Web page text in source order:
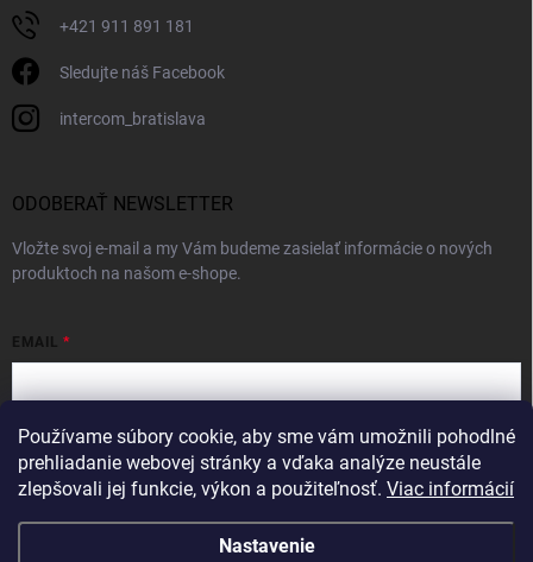
Používame súbory cookie, aby sme vám umožnili pohodlné
prehliadanie webovej stránky a vďaka analýze neustále
zlepšovali jej funkcie, výkon a použiteľnosť. Viac informácií
Nastavenie
+421 911 891 181
Sledujte náš Facebook
intercom_bratislava
ODOBERAŤ NEWSLETTER
Vložte svoj e-mail a my Vám budeme zasielať informácie o nových
produktoch na našom e-shope.
EMAIL
Vložením e-mailu súhlasíte spodmienkami ochrany osobných údajov
Prihlásiť sa